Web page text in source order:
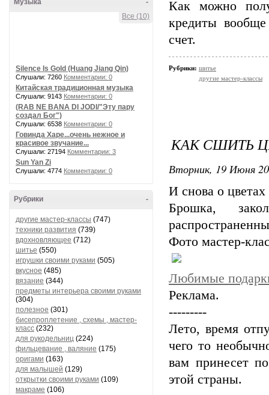
-
Музыка
Все (10)
Silence Is Gold (Huang Jiang Qin)
Слушали: 7260 Комментарии: 0
Китайская традиционная музыка
Слушали: 9143 Комментарии: 0
(RAB NE BANA DI JODI/"Эту пару
создал Бог")
Слушали: 6538 Комментарии: 0
Говинда Харе...очень нежное и
красивое звучание...
Слушали: 27194 Комментарии: 3
Sun Yan Zi
Слушали: 4774 Комментарии: 0
-
Рубрики
другие мастер-классы (747)
техники развития (739)
вдохновляющее (712)
шитье (550)
игрушки своими руками (505)
вкусное (485)
вязание (344)
предметы интерьера своими руками
(304)
полезное (301)
бисепроплетение , схемы , мастер-
класс (232)
для рукодельниц (224)
фильцевание , валяние (175)
оригами (163)
для малышей (129)
открытки своими руками (109)
макраме (106)
Как можно
кредиты
счет.
Рубрики: шитье
другие мастер-классы
КАК СШИТЬ
Вторник, 19 Июня
И снова о
Брошка,
Фото мастер-
Любимые
Реклама.
---------
Лето, время
чего то
вам принесет
этой страны.